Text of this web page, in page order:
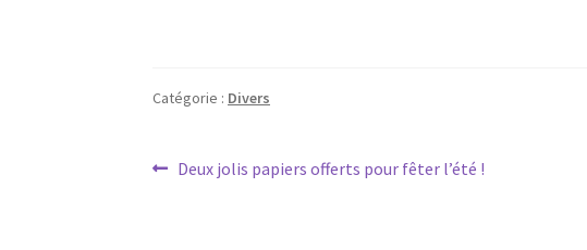
Catégorie : Divers
Navigation
Article
Deux jolis papiers offerts pour fêter l’été !